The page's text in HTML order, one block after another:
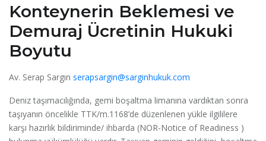
Konteynerin Beklemesi ve
Demuraj Ücretinin Hukuki
Boyutu
Av. Serap Sargın serapsargin@sarginhukuk.com
Deniz taşımacılığında, gemi boşaltma limanına vardıktan sonra
taşıyanın öncelikle TTK/m.1168’de düzenlenen yükle ilgililere
karşı hazırlık bildiriminde/ ihbarda (NOR-Notice of Readiness )